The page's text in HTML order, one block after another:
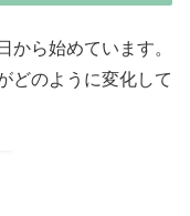
から始めています。
どのように変化して